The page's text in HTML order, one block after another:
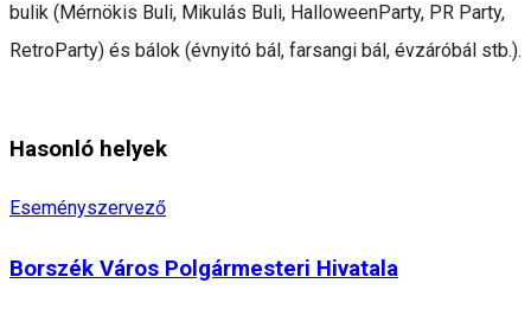
bulik (Mérnökis Buli, Mikulás Buli, HalloweenParty, PR Party,
RetroParty) és bálok (évnyitó bál, farsangi bál, évzáróbál stb.).
Hasonló helyek
Eseményszervező
Borszék Város Polgármesteri Hivatala